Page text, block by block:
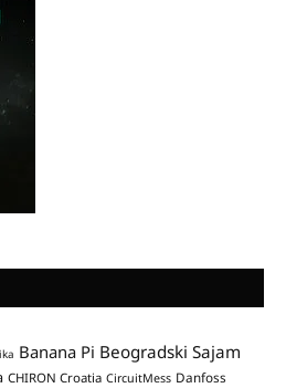
Banana Pi Beogradski Sajam
CHIRON Croatia CircuitMess Danfoss